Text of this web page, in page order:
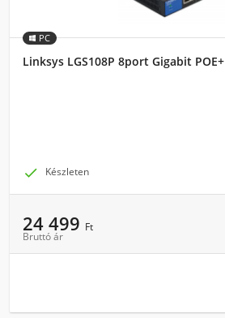
PC
Linksys LGS108P 8port Gigabit POE+
 Készleten
24 499 Ft
Bruttó ár